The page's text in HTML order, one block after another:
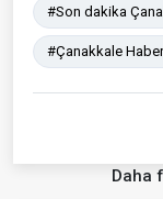
#Son dakika
#Çanakkale
Daha